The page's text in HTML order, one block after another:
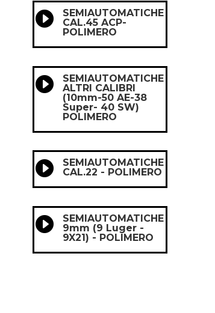

SEMIAUTOMATICHE
CAL.45 ACP-
POLIMERO

SEMIAUTOMATICHE
ALTRI CALIBRI
(10mm-50 AE-38
Super- 40 SW)
POLIMERO

SEMIAUTOMATICHE
CAL.22 - POLIMERO

SEMIAUTOMATICHE
9mm (9 Luger -
9X21) - POLIMERO